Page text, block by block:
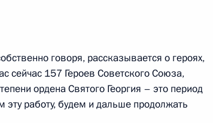
говоря, рассказывается о героях,
сейчас 157 Героев Советского Союза,
ордена Святого Георгия – это период
работу, будем и дальше продолжать